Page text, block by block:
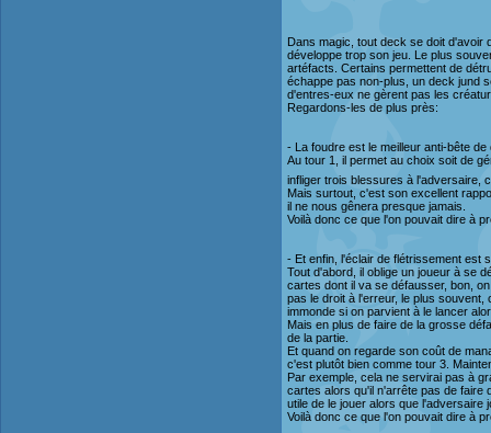
Dans magic, tout deck se doit d'avoir
développe trop son jeu. Le plus
artéfacts. Certains permettent de
échappe pas non-plus, un deck jund
d'entres-eux ne gèrent pas les
Regardons-les de plus près:
- La foudre est le meilleur anti-bête
Au tour 1, il permet au choix soit de
infliger trois blessures à l'adversaire,
Mais surtout, c'est son excellent
il ne nous gênera presque jamais.
Voilà donc ce que l'on pouvait dire à
- Et enfin, l'éclair de flétrissement est
Tout d'abord, il oblige un joueur à se
cartes dont il va se défausser, bon,
pas le droit à l'erreur, le plus
immonde si on parvient à le lancer
Mais en plus de faire de la grosse
de la partie.
Et quand on regarde son coût de
c'est plutôt bien comme tour 3.
Par exemple, cela ne servirai pas à
cartes alors qu'il n'arrête pas de faire
utile de le jouer alors que l'adversaire
Voilà donc ce que l'on pouvait dire à